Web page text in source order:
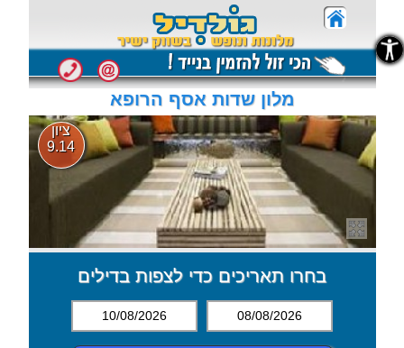
מלון שדות אסף הרופא
ציון
9.14
בחרו תאריכים כדי לצפות בדילים
10/08/2026 08/08/2026
נגישות
נגישות